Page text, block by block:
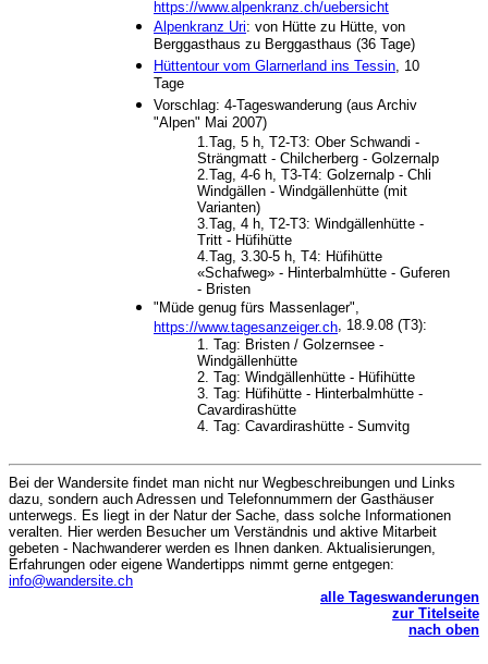
https://www.alpenkranz.ch/uebersicht
Alpenkranz Uri: von Hütte zu Hütte, von
Berggasthaus zu Berggasthaus (36 Tage)
Hüttentour vom Glarnerland ins Tessin , 10
Tage
Vorschlag: 4-Tageswanderung (aus Archiv
"Alpen" Mai 2007)
1.Tag, 5 h, T2-T3: Ober Schwandi -
Strängmatt - Chilcherberg - Golzernalp
2.Tag, 4-6 h, T3-T4: Golzernalp - Chli
Windgällen - Windgällenhütte (mit
Varianten)
3.Tag, 4 h, T2-T3: Windgällenhütte -
Tritt - Hüfihütte
4.Tag, 3.30-5 h, T4: Hüfihütte
«Schafweg» - Hinterbalmhütte - Guferen
- Bristen
"Müde genug fürs Massenlager",
https://www.tagesanzeiger.ch, 18.9.08 (T3):
1. Tag: Bristen / Golzernsee -
Windgällenhütte
2. Tag: Windgällenhütte - Hüfihütte
3. Tag: Hüfihütte - Hinterbalmhütte -
Cavardirashütte
4. Tag: Cavardirashütte - Sumvitg
Bei der Wandersite findet man nicht nur Wegbeschreibungen und Links
dazu, sondern auch Adressen und Telefonnummern der Gasthäuser
unterwegs. Es liegt in der Natur der Sache, dass solche Informationen
veralten. Hier werden Besucher um Verständnis und aktive Mitarbeit
gebeten - Nachwanderer werden es Ihnen danken. Aktualisierungen,
Erfahrungen oder eigene Wandertipps nimmt gerne entgegen:
info@wandersite.ch
alle Tageswanderungen
zur Titelseite
nach oben